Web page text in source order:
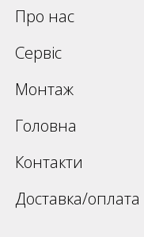
Про нас
Сервіс
Монтаж
Головна
Контакти
Доставка/оплата